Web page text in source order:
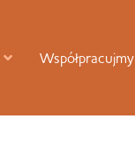
Współpracujmy